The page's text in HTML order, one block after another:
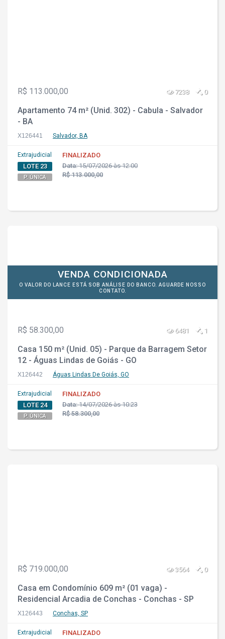
R$ 113.000,00 7238 0
Apartamento 74 m² (Unid. 302) - Cabula - Salvador
- BA
X126441 Salvador, BA
Extrajudicial
LOTE 23
P. ÚNICA
FINALIZADO
Data:15/07/2026 às 12:00
R$ 113.000,00
VENDA CONDICIONADA
O VALOR DO LANCE ESTÁ SOB ANÁLISE DO BANCO. AGUARDE NOSSO
CONTATO.
R$ 58.300,00 6481 1
Casa 150 m² (Unid. 05) - Parque da Barragem Setor
12 - Águas Lindas de Goiás - GO
X126442 Águas Lindas De Goiás, GO
Extrajudicial
LOTE 24
P. ÚNICA
FINALIZADO
Data:14/07/2026 às 10:23
R$ 58.300,00
R$ 719.000,00 3564 0
Casa em Condomínio 609 m² (01 vaga) -
Residencial Arcadia de Conchas - Conchas - SP
X126443 Conchas, SP
Extrajudicial
FINALIZADO